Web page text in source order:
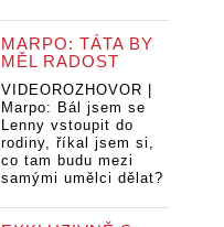
MARPO: TÁTA BY
MĚL RADOST
VIDEOROZHOVOR |
Marpo: Bál jsem se
Lenny vstoupit do
rodiny, říkal jsem si,
co tam budu mezi
samými umělci dělat?